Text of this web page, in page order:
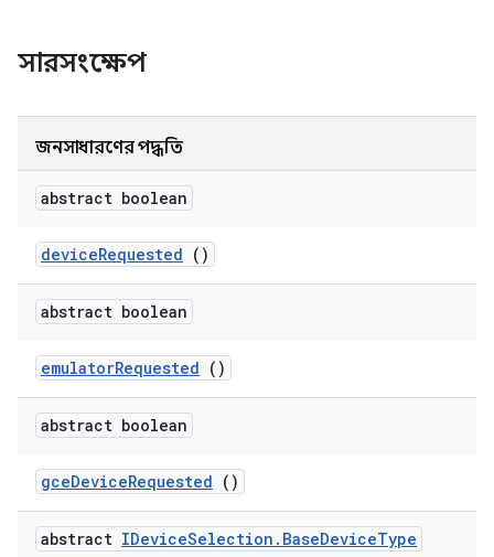
সারসংক্ষেপ
জনসাধারণের পদ্ধতি
abstract boolean
deviceRequested ()
abstract boolean
emulatorRequested ()
abstract boolean
gceDeviceRequested ()
abstract IDeviceSelection . BaseDeviceType